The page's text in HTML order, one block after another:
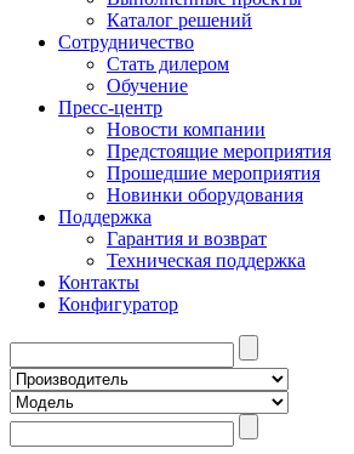
Каталог решений
Сотрудничество
Стать дилером
Обучение
Пресс-центр
Новости компании
Предстоящие мероприятия
Прошедшие мероприятия
Новинки оборудования
Поддержка
Гарантия и возврат
Техническая поддержка
Контакты
Конфигуратор